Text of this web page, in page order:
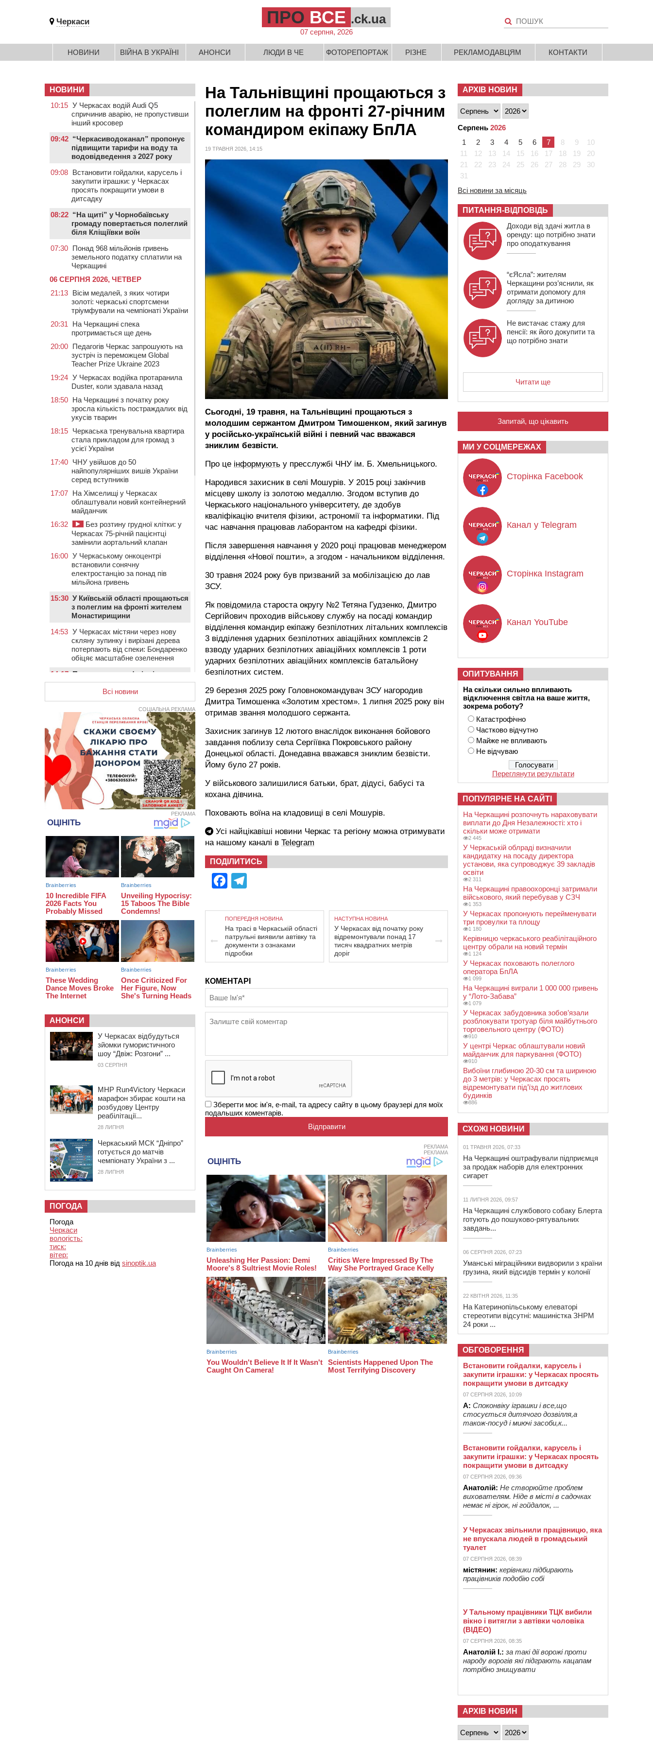
Черкаси ПРО ВСЕ .ck.ua
07 серпня, 2026
НОВИНИ ВІЙНА В УКРАЇНІ АНОНСИ ЛЮДИ В ЧЕ ФОТОРЕПОРТАЖ РІЗНЕ РЕКЛАМОДАВЦЯМ КОНТАКТИ
На Тальнівщині прощаються з
полеглим на фронті 27-річним
командиром екіпажу БпЛА
19 ТРАВНЯ 2026, 14:15
Сьогодні, 19 травня, на Тальнівщині прощаються з
молодшим сержантом Дмитром Тимошенком, який загинув
у російсько-українській війні і певний час вважався
зниклим безвісти.
Про це інформують у пресслужбі ЧНУ ім. Б. Хмельницького.
Народився захисник в селі Мошурів. У 2015 році закінчив
місцеву школу із золотою медаллю. Згодом вступив до
Черкаського національного університету, де здобув
кваліфікацію вчителя фізики, астрономії та інформатики. Під
час навчання працював лаборантом на кафедрі фізики.
Після завершення навчання у 2020 році працював менеджером
відділення «Нової пошти», а згодом - начальником відділення.
30 травня 2024 року був призваний за мобілізацією до лав
ЗСУ.
Як повідомиластароста округу №2 Тетяна Гудзенко, Дмитро
Сергійович проходив військову службу на посаді командир
відділення командир екіпажу безпілотних літальних комплексів
3 відділення ударних безпілотних авіаційних комплексів 2
взводу ударних безпілотних авіаційних комплексів 1 роти
ударних безпілотних авіаційних комплексів батальйону
безпілотних систем.
29 березня 2025 року Головнокомандувач ЗСУ нагородив
Дмитра Тимошенка «Золотим хрестом». 1 липня 2025 року він
отримав звання молодшого сержанта.
Захисник загинув 12 лютого внаслідок виконання бойового
завдання поблизу села Сергіївка Покровського району
Донецької області. Донедавна вважався зниклим безвісти.
Йому було 27 років.
У військового залишилися батьки, брат, дідусі, бабусі та
кохана дівчина.
Поховають воїна на кладовищі в селі Мошурів.
Усі найцікавіші новини Черкас та регіону можна отримувати
на нашому каналі в Telegram
ПОДІЛИТИСЬ
Facebook
ПОПЕРЕДНЯ НОВИНА
На трасі в Черкаській області
патрульні виявили автівку та
документи з ознаками
підробки
НАСТУПНА НОВИНА
У Черкасах від початку року
відремонтували понад 17
тисяч квадратних метрів
доріг
КОМЕНТАРІ
Зберегти моє ім'я, e-mail, та адресу сайту в цьому браузері для моїх
подальших коментарів.
РЕКЛАМА
РЕКЛАМА
НОВИНИ
10:15 У Черкасах водій Audi Q5
спричинив аварію, не пропустивши
інший кросовер
09:42 “Черкасиводоканал” пропонує
підвищити тарифи на воду та
водовідведення з 2027 року
09:08 Встановити гойдалки, карусель і
закупити іграшки: у Черкасах
просять покращити умови в
дитсадку
08:22 “На щиті” у Чорнобаївську
громаду повертається полеглий
біля Кліщіївки воїн
07:30 Понад 968 мільйонів гривень
земельного податку сплатили на
Черкащині
06 СЕРПНЯ 2026, ЧЕТВЕР
21:13 Вісім медалей, з яких чотири
золоті: черкаські спортсмени
тріумфували на чемпіонаті України
20:31
На Черкащині спека
протримається ще день
20:00 Педагогів Черкас запрошують на
зустріч із переможцем Global
Teacher Prize Ukraine 2023
19:24 У Черкасах водійка протаранила
Duster, коли здавала назад
18:50 На Черкащині з початку року
зросла кількість постраждалих від
укусів тварин
18:15 Черкаська тренувальна квартира
стала прикладом для громад з
усієї України
17:40 ЧНУ увійшов до 50
найпопулярніших вишів України
серед вступників
17:07 На Хімселищі у Черкасах
облаштували новий контейнерний
майданчик
16:32
Без розтину грудної клітки: у
Черкасах 75-річній пацієнтці
замінили аортальний клапан
16:00 У Черкаському онкоцентрі
встановили сонячну
електростанцію за понад пів
мільйона гривень
15:30 У Київській області прощаються
з полеглим на фронті жителем
Монастирищини
14:53 У Черкасах містяни через нову
скляну зупинку і вирізані дерева
потерпають від спеки: Бондаренко
обіцяє масштабне озеленення
14:17 Провокував конфлікт і
зачинився в автівці: у ТЦК
прокоментували скандал із
затриманням чоловіка у
13:55
У Тальному працівники ТЦК
вибили вікно і витягли з автівки
чоловіка (ВІДЕО)
13:27
На Звенигородщині чоловік до
смерті побив 82-річного
односельця
12:57
У Черкасах СБУ викрила
прокремлівську агітаторку, яка
України
12:50 “Як сказати дитині, що тато
загинув?”: для вихователів
Черкащини запускають серію
унікальних тренінгів
12:14 На Золотоніщині вже десяту
добу гасять пожежу торфу
11:35 Від 80 гривень за кілограм: в
Україні прогнозують стрибок цін на
гречку
10:56 Захисника зі Звенигородщини,
який обороняв Авдіївку,
нагородили “Комбатантським
хрестом”
Всі новини
СОЦІАЛЬНА РЕКЛАМА
РЕКЛАМА
АНОНСИ
У Черкасах відбудуться
зйомки гумористичного
шоу “Двіж: Розгони” ...
03 СЕРПНЯ
MHP Run4Victory Черкаси
марафон збирає кошти на
розбудову Центру
реабілітації...
28 ЛИПНЯ
Черкаський МСК “Дніпро”
готується до матчів
чемпіонату України з ...
28 ЛИПНЯ
ПОГОДА
Погода
Черкаси
вологість:
тиск:
вітер:
Погода на 10 днів від sinoptik.ua
АРХІВ НОВИН
Серпень 2026
1
2 3 4 5 6 7 8 9
10
11
12 13 14 15 16 17 18 19
20
21
22 23 24 25 26 27 28 29
30
31
Всі новини за місяць
ПИТАННЯ-ВІДПОВІДЬ
Доходи від здачі житла в
оренду: що потрібно знати
про оподаткування
“єЯсла”: жителям
Черкащини роз’яснили, як
отримати допомогу для
догляду за дитиною
Не вистачає стажу для
пенсії: як його докупити та
що потрібно знати
Читати ще
Запитай, що цікавить
МИ У СОЦМЕРЕЖАХ
Сторінка Facebook
Канал у Telegram
Сторінка Instagram
Канал YouTube
ОПИТУВАННЯ
На скільки сильно впливають
відключення світла на ваше життя,
зокрема роботу?
Катастрофічно
Частково відчутно
Майже не впливають
Не відчуваю
Переглянути результати
ПОПУЛЯРНЕ НА САЙТІ
На Черкащині розпочнуть нараховувати
виплати до Дня Незалежності: хто і
скільки може отримати
2 445
У Черкаській облраді визначили
кандидатку на посаду директора
установи, яка супроводжує 39 закладів
освіти
2 311
На Черкащині правоохоронці затримали
військового, який перебував у СЗЧ
1 353
У Черкасах пропонують перейменувати
три провулки та площу
1 180
Керівницю черкаського реабілітаційного
центру обрали на новий термін
1 124
У Черкасах поховають полеглого
оператора БпЛА
1 099
На Черкащині виграли 1 000 000 гривень
у “Лото-Забава”
1 079
У Черкасах забудовника зобов’язали
розблокувати тротуар біля майбутнього
торговельного центру (ФОТО)
910
У центрі Черкас облаштували новий
майданчик для паркування (ФОТО)
910
Вибоїни глибиною 20-30 см та шириною
до 3 метрів: у Черкасах просять
відремонтувати під’їзд до житлових
будинків
886
СХОЖІ НОВИНИ
01 ТРАВНЯ 2026, 07:33
На Черкащині оштрафували підприємця
за продаж наборів для електронних
сигарет
11 ЛИПНЯ 2026, 09:57
На Черкащині службового собаку Блерта
готують до пошуково-рятувальних
завдань...
06 СЕРПНЯ 2026, 07:23
Уманські міграційники видворили з країни
грузина, який відсидів термін у колонії
22 КВІТНЯ 2026, 11:35
На Катеринопільському елеваторі
стереотипи відсутні: машиністка ЗНРМ
24 роки ...
ОБГОВОРЕННЯ
Встановити гойдалки, карусель і
закупити іграшки: у Черкасах просять
покращити умови в дитсадку
07 СЕРПНЯ 2026, 10:09
А: Споконвіку іграшки і все,що
стосується дитячого дозвілля,а
також-посуд і миючі засоби,к...
Встановити гойдалки, карусель і
закупити іграшки: у Черкасах просять
покращити умови в дитсадку
07 СЕРПНЯ 2026, 09:36
Анатолій: Не створюйте проблем
вихователям. Ніде в місті в садочках
немає ні гірок, ні гойдалок, ...
У Черкасах звільнили працівницю, яка
не впускала людей в громадський
туалет
07 СЕРПНЯ 2026, 08:39
містянин: керівники підбирають
працівників подобію собі
У Тальному працівники ТЦК вибили
вікно і витягли з автівки чоловіка
(ВІДЕО)
07 СЕРПНЯ 2026, 08:35
Анатолій І.: за такі дії ворожі проти
народу ворогів які підграють кацапам
потрібно знищувати
АРХІВ НОВИН